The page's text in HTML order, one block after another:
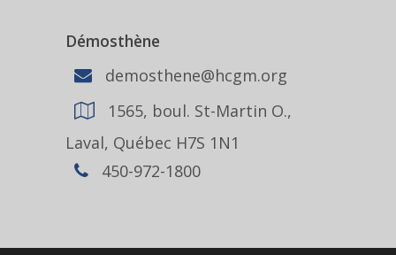
Démosthène
demosthene@hcgm.org
1565, boul. St-Martin O.,
Laval, Québec H7S 1N1
450-972-1800